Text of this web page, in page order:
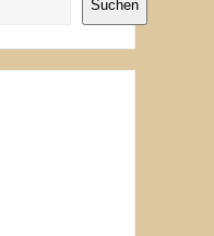
Suchen